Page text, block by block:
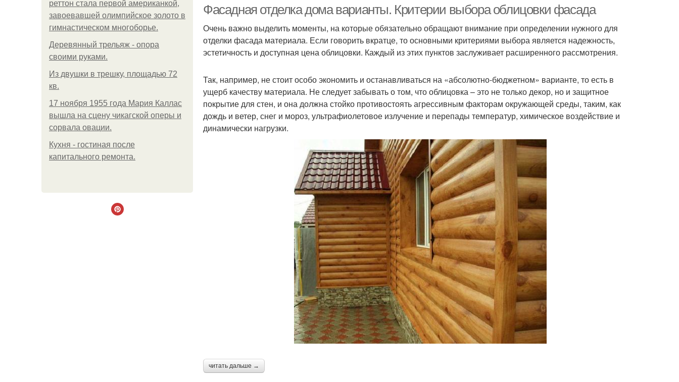
реттон стала первой американкой,
завоевавшей олимпийское золото в
гимнастическом многоборье.
Деревянный трельяж - опора
своими руками.
Из двушки в трешку, площадью 72
кв.
17 ноября 1955 года Мария Каллас
вышла на сцену чикагской оперы и
сорвала овации.
Кухня - гостиная после
капитального ремонта.
Фасадная отделка дома варианты. Критерии выбора облицовки фасада
Очень важно выделить моменты, на которые обязательно обращают внимание при определении нужного для
отделки фасада материала. Если говорить вкратце, то основными критериями выбора является надежность,
эстетичность и доступная цена облицовки. Каждый из этих пунктов заслуживает расширенного рассмотрения.
Так, например, не стоит особо экономить и останавливаться на «абсолютно-бюджетном» варианте, то есть в
ущерб качеству материала. Не следует забывать о том, что облицовка – это не только декор, но и защитное
покрытие для стен, и она должна стойко противостоять агрессивным факторам окружающей среды, таким, как
дождь и ветер, снег и мороз, ультрафиолетовое излучение и перепады температур, химическое воздействие и
динамически нагрузки.
читать дальше →